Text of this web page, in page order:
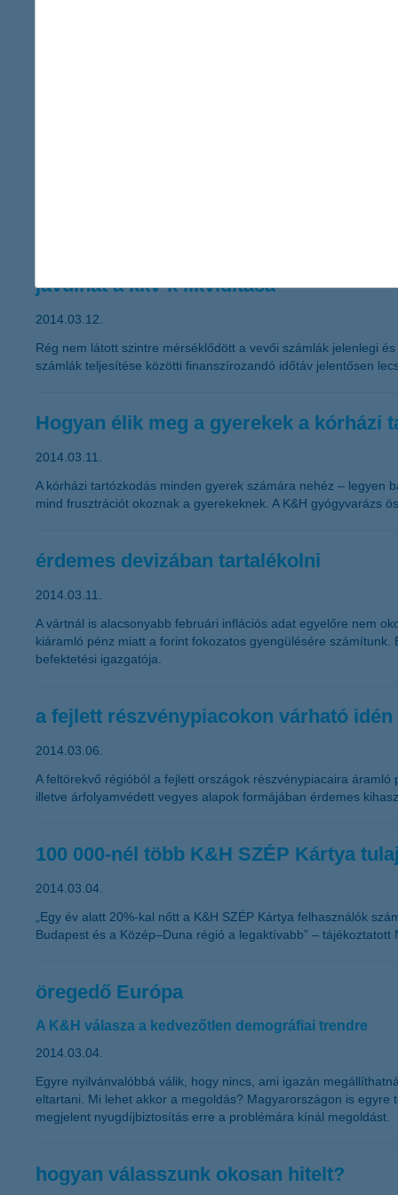
eseményen a lakásfelújítást tervezők egy helyen
megoldásokkal. A K&H-nál a hitelfelvevők közel negyede
javulhat a kkv-k likviditása
2014.03.12.
Rég nem látott szintre mérséklődött a vevői számlák jelenlegi
számlák teljesítése közötti finanszírozandó időtáv jelentősen
Hogyan élik meg a gyerekek a kórházi
2014.03.11.
A kórházi tartózkodás minden gyerek számára nehéz – legyen
mind frusztrációt okoznak a gyerekeknek. A K&H gyógyvarázs
érdemes devizában tartalékolni
2014.03.11.
A vártnál is alacsonyabb februári inflációs adat egyelőre nem
kiáramló pénz miatt a forint fokozatos gyengülésére
befektetési igazgatója.
a fejlett részvénypiacokon várható
2014.03.06.
A feltörekvő régióból a fejlett országok részvénypiacaira
illetve árfolyamvédett vegyes alapok formájában érdemes
100 000-nél több K&H SZÉP Kártya
2014.03.04.
„Egy év alatt 20%-kal nőtt a K&H SZÉP Kártya felhasználók
Budapest és a Közép–Duna régió a legaktívabb” –
öregedő Európa
A K&H válasza a kedvezőtlen demográfiai trendre
2014.03.04.
Egyre nyilvánvalóbbá válik, hogy nincs, ami igazán
eltartani. Mi lehet akkor a megoldás? Magyarországon is
megjelent nyugdíjbiztosítás erre a problémára kínál megoldást.
hogyan válasszunk okosan hitelt?